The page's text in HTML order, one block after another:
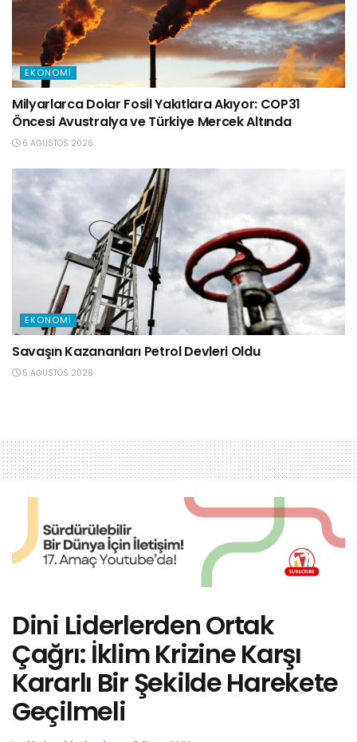
EKONOMI
Milyarlarca Dolar Fosil Yakıtlara Akıyor: COP31
Öncesi Avustralya ve Türkiye Mercek Altında
6 AĞUSTOS 2026
EKONOMI
Savaşın Kazananları Petrol Devleri Oldu
5 AĞUSTOS 2026
Dini Liderlerden Ortak
Çağrı: İklim Krizine Karşı
Kararlı Bir Şekilde Harekete
Geçilmeli